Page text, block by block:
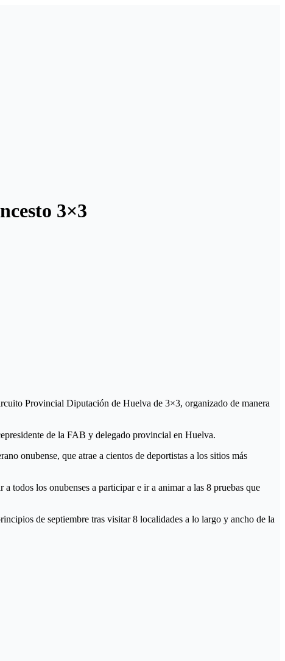
3×3
Provincial Diputación de Huelva de 3×3, organizado de manera
de la FAB y delegado provincial en Huelva.
onubense, que atrae a cientos de deportistas a los sitios más
todos los onubenses a participar e ir a animar a las 8 pruebas que
de septiembre tras visitar 8 localidades a lo largo y ancho de la